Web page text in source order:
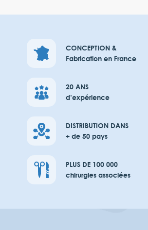
CONCEPTION &
Fabrication en France
20 ANS
d’expérience
DISTRIBUTION DANS
+ de 50 pays
PLUS DE 100 000
chirurgies associées